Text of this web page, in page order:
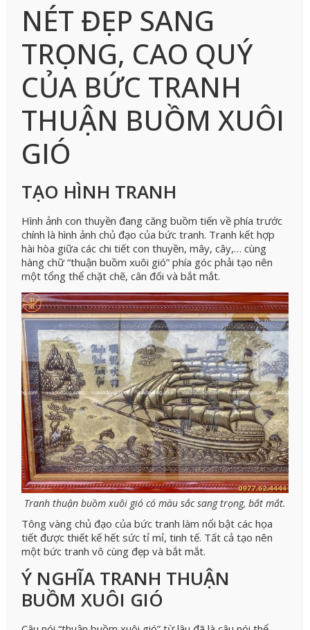
NÉT ĐẸP SANG
TRỌNG, CAO QUÝ
CỦA BỨC TRANH
THUẬN BUỒM XUÔI
GIÓ
TẠO HÌNH TRANH
Hình ảnh con thuyền đang căng buồm tiến về phía trước
chính là hình ảnh chủ đạo của bức tranh. Tranh kết hợp
hài hòa giữa các chi tiết con thuyền, mây, cây,… cùng
hàng chữ “thuận buồm xuôi gió” phía góc phải tạo nên
một tổng thể chặt chẽ, cân đối và bắt mắt.
Tranh thuận buồm xuôi gió có màu sắc sang trọng, bắt mắt.
Tông vàng chủ đạo của bức tranh làm nổi bật các họa
tiết được thiết kế hết sức tỉ mỉ, tinh tế. Tất cả tạo nên
một bức tranh vô cùng đẹp và bắt mắt.
Ý NGHĨA TRANH THUẬN
BUỒM XUÔI GIÓ